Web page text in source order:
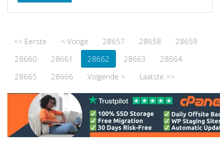
<< Eerste < Vorige 28657 28658
28659
28660
28661 28662 28663
28664
28665
28666 Volgende > Laatste >>